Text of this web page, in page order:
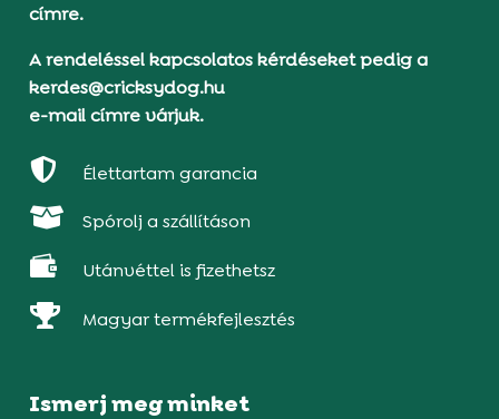
címre.
A rendeléssel kapcsolatos kérdéseket pedig a
kerdes@cricksydog.hu
e-mail címre várjuk.
 Élettartam garancia
 Spórolj a szállításon
 Utánvéttel is fizethetsz
 Magyar termékfejlesztés
Ismerj meg minket